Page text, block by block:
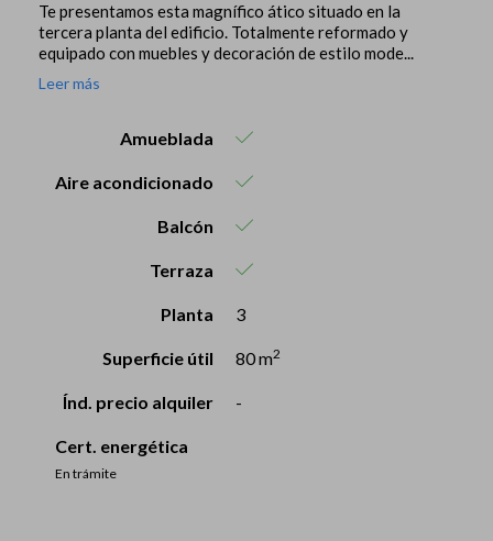
Te presentamos esta magnífico ático situado en la
tercera planta del edificio. Totalmente reformado y
equipado con muebles y decoración de estilo mode...
Leer más
Amueblada
Aire acondicionado
Balcón
Terraza
Planta 3
Superficie útil 80 m2
Índ. precio alquiler -
Cert. energética
En trámite